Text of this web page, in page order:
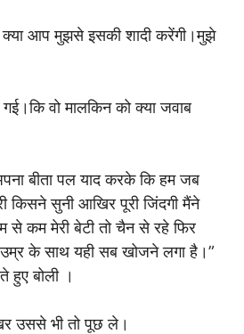
आप मुझसे इसकी शादी करेंगी।मुझे
वो मालकिन को क्या जवाब
बीता पल याद करके कि हम जब
किसने सुनी आखिर पूरी जिंदगी मैंने
से कम मेरी बेटी तो चैन से रहे फिर
के साथ यही सब खोजने लगा है।”
हुए बोली ।
उससे भी तो पूछ ले।